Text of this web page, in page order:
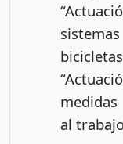
al